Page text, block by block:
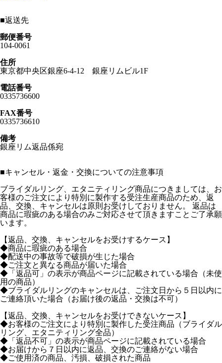
■返送先
郵便番号
104-0061
住所
東京都中央区銀座6-4-12 銀座リムビル1F
電話番号
0335736600
FAX番号
0335736610
備考
銀座リム返品係宛
■キャンセル・返金・交換についての注意事項
ブライダルリング、エタニティリング商品につきましては、お
客様のご注文により特別に製作する受注生産商品のため、返
品、交換、キャンセルは原則お受けしておりません。 返品は
商品に瑕疵のある場合のみご対応させて頂きますことご了承願
います。
【返品、交換、キャンセルをお受けするケース】
◆商品に瑕疵のある場合
◆配送中の事故等で破損が生じた場合
◆ご注文と異なる商品が届いた場合
◆「返品可」の表示が商品ページに記載されている場合（未使
用の商品）
◆ブライダルリングのキャンセルは、ご注文日から５日以内に
ご連絡頂いた場合（お届け後の返品・交換は不可）
【返品、交換、キャンセルをお受けできないケース】
◆お客様のご注文により特別に製作した受注商品（ブライダル
リング、エタニティリング全品）
◆「返品不可」の表示が商品ページに記載されている場合
◆お届けから７日以内に返品、交換のご連絡がない場合
◆ご使用済の商品、汚損、破損された商品